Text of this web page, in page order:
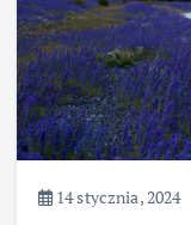
14 stycznia, 2024